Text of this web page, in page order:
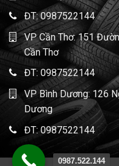
ĐT:0987522144
VP Cần Thơ: 151
Cần Thơ
ĐT: 0987522144
VP Bình Dương: 126
Dương
ĐT: 0987522144
0987.522.144